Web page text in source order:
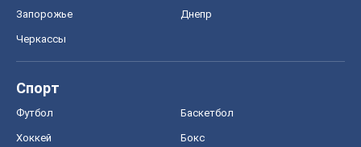
Запорожье Днепр
Черкассы
Спорт
Футбол Баскетбол
Хоккей Бокс